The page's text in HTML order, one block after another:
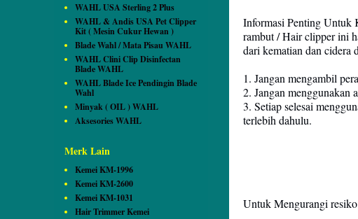
Informasi Penting Untuk
rambut / Hair clipper ini
dari kematian dan cidera
1. Jangan mengambil
2. Jangan menggunakan
3. Setiap selesai
terlebih dahulu.
Untuk Mengurangi
WAHL USA Sterling 2 Plus
WAHL & Andis USA Pet Clipper
Kit ( Mesin Cukur Hewan )
Blade Wahl / Mata Pisau WAHL
WAHL Clini Clip Disinfectan
Blade WAHL
WAHL Blade Ice Pendingin Blade
Wahl
Minyak ( OIL ) WAHL
Aksesories WAHL
Merk Lain
Kemei KM-1996
Kemei KM-2600
Kemei KM-1031
Hair Trimmer Kemei